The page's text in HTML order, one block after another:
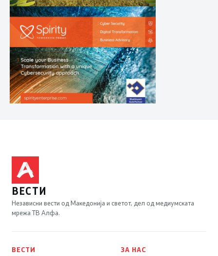
ВЕСТИ
Независни вести од Македонија и светот, дел од медиумската
мрежа ТВ Алфа.
ВЕСТИ
ЗА НАС